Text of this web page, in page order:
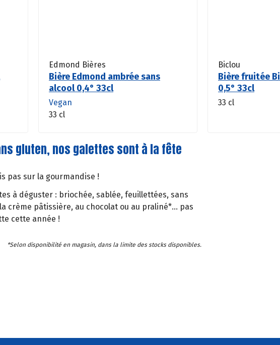
Edmond Bières
Bière Edmond ambrée sans
alcool 0,4° 33cl
Vegan
33 cl
Biclou
Bière fruitée
0,5° 33cl
33 cl
gluten, nos galettes sont à la fête
pas sur la gourmandise !
à déguster : briochée, sablée, feuillettées, sans
crème pâtissière, au chocolat ou au praliné*... pas
cette année !
*Selon disponibilité en magasin, dans la limite des stocks disponibles.